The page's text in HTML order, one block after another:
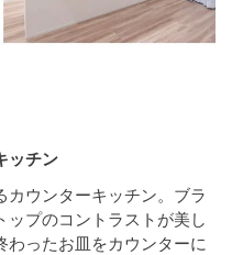
ッチン
カウンターキッチン。ブラ
ップのコントラストが美し
わったお皿をカウンターに